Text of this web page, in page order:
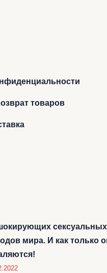
товаров
мира. И как только